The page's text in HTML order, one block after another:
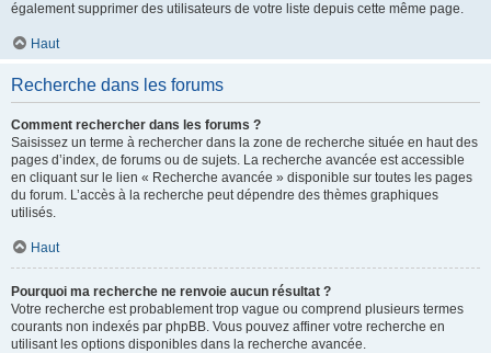
également supprimer des utilisateurs de votre liste depuis cette même page.
Haut
Recherche dans les forums
Comment rechercher dans les forums ?
Saisissez un terme à rechercher dans la zone de recherche située en haut des
pages d’index, de forums ou de sujets. La recherche avancée est accessible
en cliquant sur le lien « Recherche avancée » disponible sur toutes les pages
du forum. L’accès à la recherche peut dépendre des thèmes graphiques
utilisés.
Haut
Pourquoi ma recherche ne renvoie aucun résultat ?
Votre recherche est probablement trop vague ou comprend plusieurs termes
courants non indexés par phpBB. Vous pouvez affiner votre recherche en
utilisant les options disponibles dans la recherche avancée.